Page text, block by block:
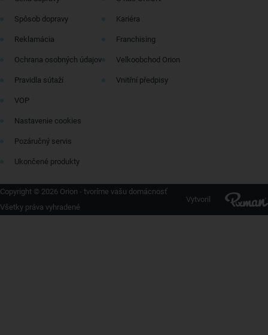
Spôsob dopravy
Reklamácia
Ochrana osobných údajov
Pravidla sútaží
VOP
Nastavenie cookies
Pozáručný servis
Ukončené produkty
Kariéra
Franchising
Velkoobchod Orion
Vnitřní předpisy
Copyright © 2026 Orion - tvoríme vašu domácnosť
Všetky práva vyhradené
Vytvoril